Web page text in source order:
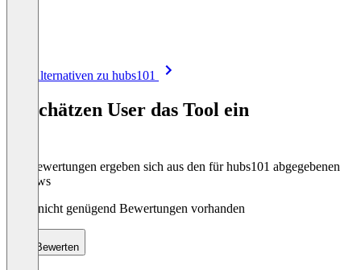
Alle Alternativen zu hubs101
So schätzen User das Tool ein
Die Bewertungen ergeben sich aus den für hubs101 abgegebenen
Reviews
Noch nicht genügend Bewertungen vorhanden
Bewerten